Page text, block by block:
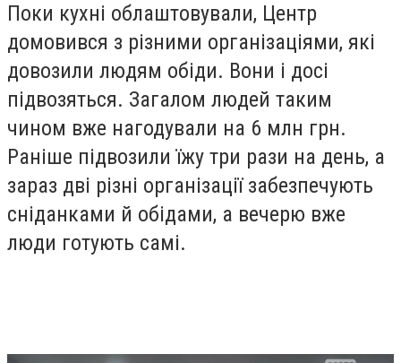
Поки кухні облаштовували, Центр
домовився з різними організаціями, які
довозили людям обіди. Вони і досі
підвозяться. Загалом людей таким
чином вже нагодували на 6 млн грн.
Раніше підвозили їжу три рази на день, а
зараз дві різні організації забезпечують
сніданками й обідами, а вечерю вже
люди готують самі.